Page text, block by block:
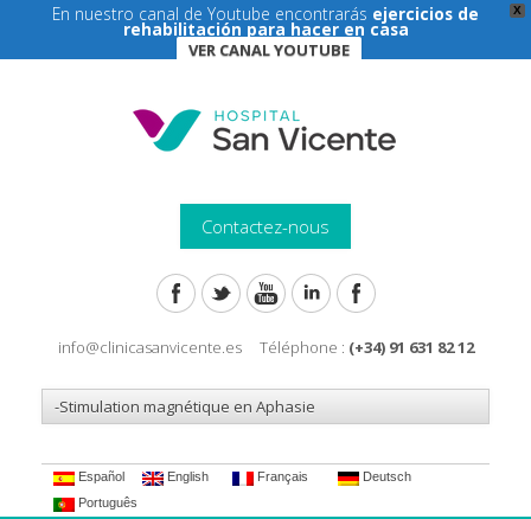
X
En nuestro canal de Youtube encontrarás ejercicios de
rehabilitación para hacer en casa
VER CANAL YOUTUBE
Contactez-nous
info@clinicasanvicente.es Téléphone : (+34) 91 631 82 12
Español English Français
Deutsch
Português